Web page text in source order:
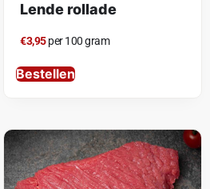
Lende rollade
€3,95per 100 gram
Bestellen